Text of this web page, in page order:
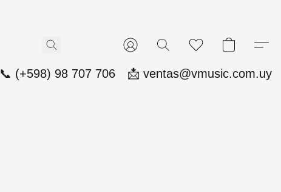
📞 (+598) 98 707 706 📩 ventas@vmusic.com.uy